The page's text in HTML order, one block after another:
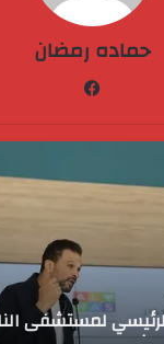
حماده رمضان
لمستشفى